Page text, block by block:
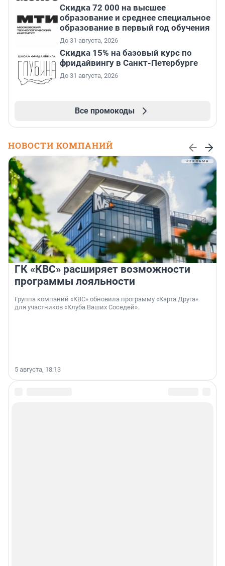
Скидка 72 000 на высшее
образование и среднее специальное
образование в первый год обучения
До 31 августа, 2026
Скидка 15% на базовый курс по
фридайвингу в Санкт-Петербурге
До 31 августа, 2026
Все промокоды
НОВОСТИ КОМПАНИЙ
ГК «КВС» расширяет возможности
программы лояльности
Группа компаний «КВС» обновила программу «Карта Друга»
для участников «Клуба Ваших Соседей».
5 августа, 18:13